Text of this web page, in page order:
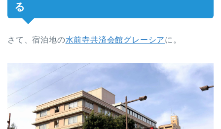
る
さて、宿泊地の水前寺共済会館グレーシアに。